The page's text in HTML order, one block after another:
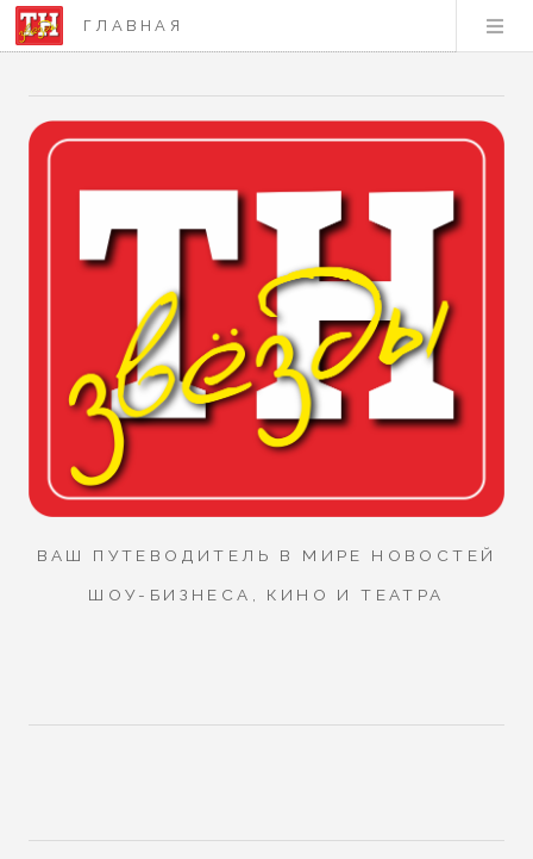
ГЛАВНАЯ
ВАШ ПУТЕВОДИТЕЛЬ В МИРЕ НОВОСТЕЙ
ШОУ-БИЗНЕСА, КИНО И ТЕАТРА